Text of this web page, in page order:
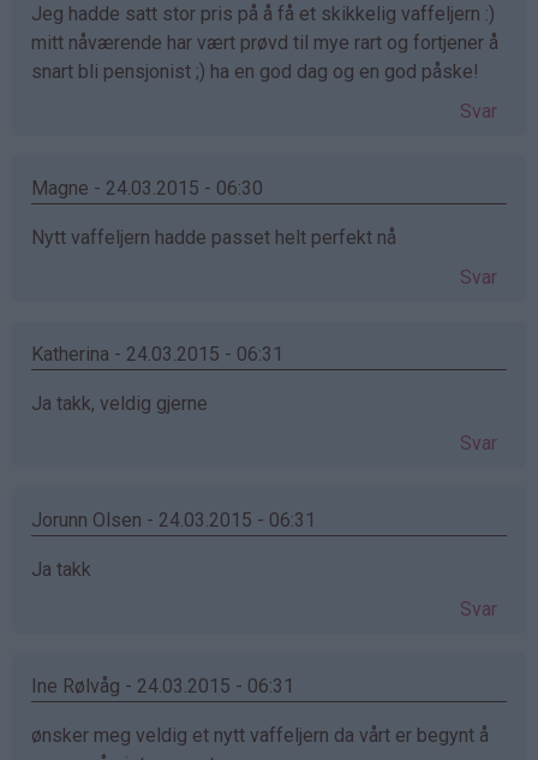
Jeg hadde satt stor pris på å få et skikkelig vaffeljern :)
mitt nåværende har vært prøvd til mye rart og fortjener å
snart bli pensjonist ;) ha en god dag og en god påske!
Svar
Magne - 24.03.2015 - 06:30
Nytt vaffeljern hadde passet helt perfekt nå
Svar
Katherina - 24.03.2015 - 06:31
Ja takk, veldig gjerne
Svar
Jorunn Olsen - 24.03.2015 - 06:31
Ja takk
Svar
Ine Rølvåg - 24.03.2015 - 06:31
ønsker meg veldig et nytt vaffeljern da vårt er begynt å